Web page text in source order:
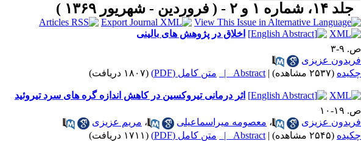
جلد ۱۴، شماره ۱ و ۲ - ( فروردین - شهریور ۱۳۶۹ )
اخلاق در پژوهش های بالینی
ص. ۹-۳
فریدون عزیزی
چکیده (۲۵۳۷ مشاهده) |
Abstract | متن کامل (PDF) (۱۸۰۷ دریافت)
اثر درمانی تیروکسین در کاهش اندازه گره های سرد تیروئید
ص. ۱۹-۱۰
فریدون عزیزی
، معصومه میراسماعیلی ، مریم عزیزی
چکیده (۲۵۴۵ مشاهده) |
Abstract | متن کامل (PDF) (۱۷۱۱ دریافت)